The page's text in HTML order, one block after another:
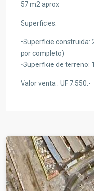
57 m2 aprox
Superficies:
•Superficie construida:
por completo)
•Superficie de terreno:
Valor venta : UF 7.550.-